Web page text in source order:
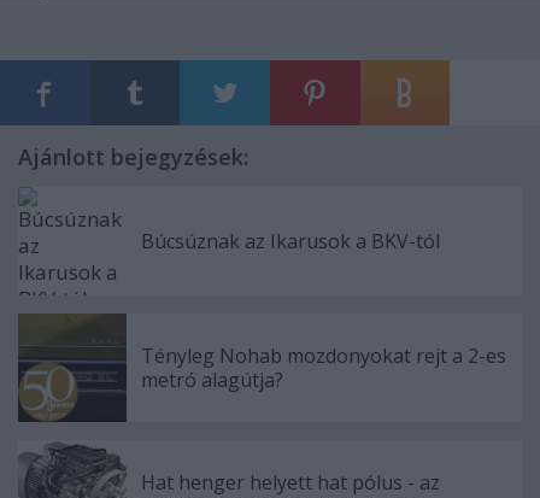
Ajánlott bejegyzések:
Búcsúznak az Ikarusok a BKV-tól
Tényleg Nohab mozdonyokat rejt a 2-es
metró alagútja?
Hat henger helyett hat pólus - az